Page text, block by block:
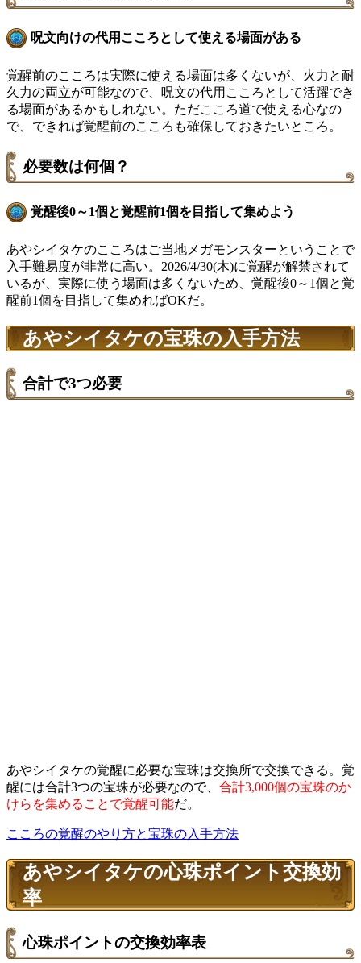
呪文向けの代用こころとして使える場面がある
覚醒前のこころは実際に使える場面は多くないが、火力と耐
久力の両立が可能なので、呪文の代用こころとして活躍でき
る場面があるかもしれない。ただこころ道で使える心なの
で、できれば覚醒前のこころも確保しておきたいところ。
必要数は何個？
覚醒後0～1個と覚醒前1個を目指して集めよう
あやシイタケのこころはご当地メガモンスターということで
入手難易度が非常に高い。2026/4/30(木)に覚醒が解禁されて
いるが、実際に使う場面は多くないため、覚醒後0～1個と覚
醒前1個を目指して集めればOKだ。
あやシイタケの宝珠の入手方法
合計で3つ必要
あやシイタケの覚醒に必要な宝珠は交換所で交換できる。覚
醒には合計3つの宝珠が必要なので、 合計3,000個の宝珠のか
けらを集めることで覚醒可能だ。
こころの覚醒のやり方と宝珠の入手方法
あやシイタケの心珠ポイント交換効
率
心珠ポイントの交換効率表